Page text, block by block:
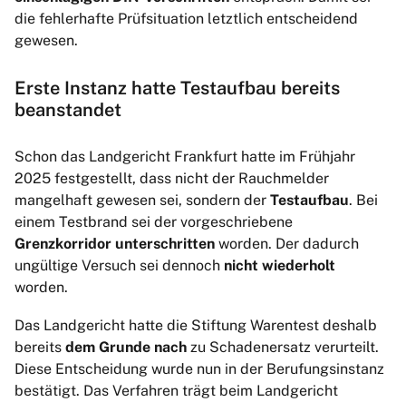
die fehlerhafte Prüfsituation letztlich entscheidend
gewesen.
Erste Instanz hatte Testaufbau bereits
beanstandet
Schon das Landgericht Frankfurt hatte im Frühjahr
2025 festgestellt, dass nicht der Rauchmelder
mangelhaft gewesen sei, sondern der Testaufbau. Bei
einem Testbrand sei der vorgeschriebene
Grenzkorridor unterschritten worden. Der dadurch
ungültige Versuch sei dennoch nicht wiederholt
worden.
Das Landgericht hatte die Stiftung Warentest deshalb
bereits dem Grunde nach zu Schadenersatz verurteilt.
Diese Entscheidung wurde nun in der Berufungsinstanz
bestätigt. Das Verfahren trägt beim Landgericht